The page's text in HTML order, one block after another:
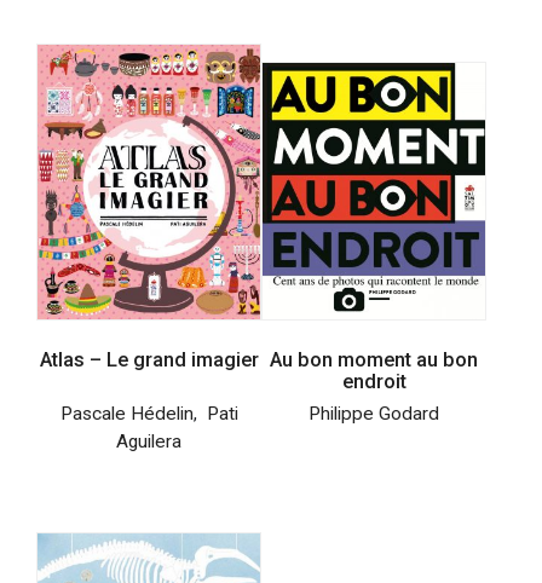
Atlas – Le grand imagier
Pascale Hédelin, Pati
Aguilera
Au bon moment au bon
endroit
Philippe Godard